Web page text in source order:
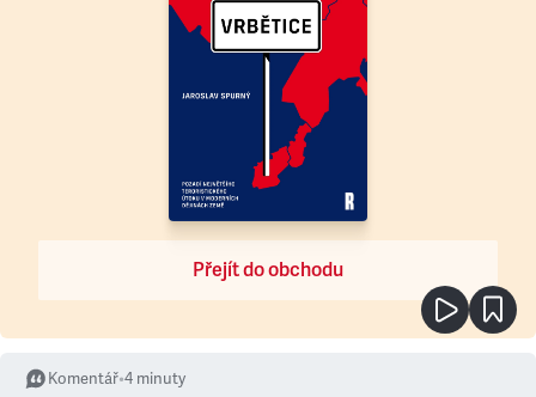
Přejít do obchodu
Komentář•4 minuty